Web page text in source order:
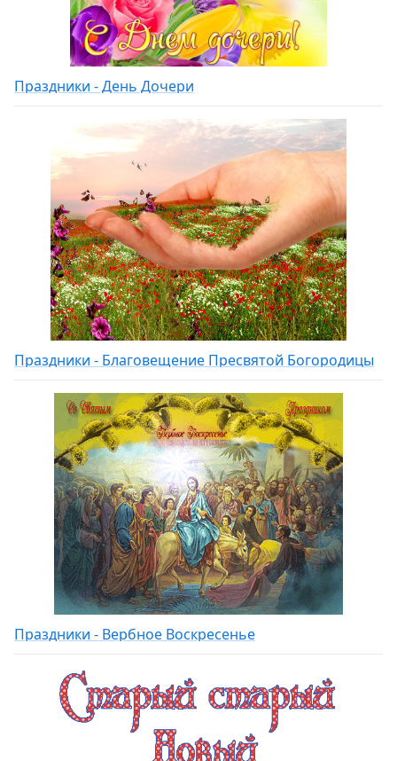
Праздники - День Дочери
Праздники - Благовещение Пресвятой Богородицы
Праздники - Вербное Воскресенье